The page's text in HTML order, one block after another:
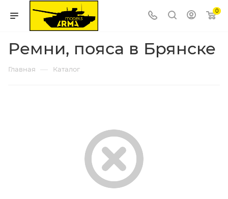
0
Ремни, пояса в Брянске
Главная — Каталог